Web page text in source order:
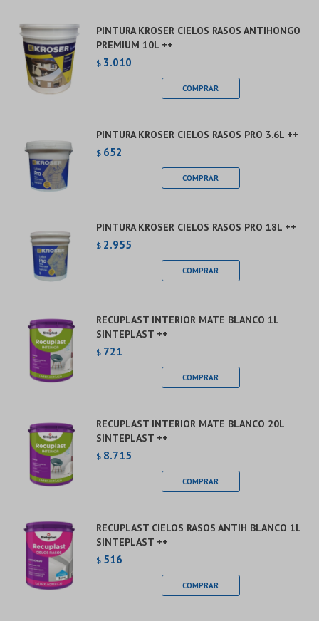
PINTURA KROSER CIELOS RASOS ANTIHONGO
PREMIUM 10L ++
$ 3.010
PINTURA KROSER CIELOS RASOS PRO 3.6L ++
$ 652
PINTURA KROSER CIELOS RASOS PRO 18L ++
$ 2.955
RECUPLAST INTERIOR MATE BLANCO 1L
SINTEPLAST ++
$ 721
RECUPLAST INTERIOR MATE BLANCO 20L
SINTEPLAST ++
$ 8.715
RECUPLAST CIELOS RASOS ANTIH BLANCO 1L
SINTEPLAST ++
$ 516